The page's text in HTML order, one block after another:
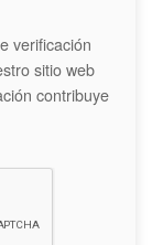
verificación
sitio web
contribuye